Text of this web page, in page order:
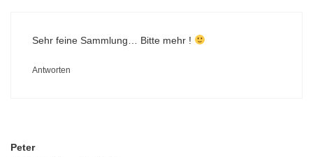
Sehr feine Sammlung… Bitte mehr !
Antworten
Peter